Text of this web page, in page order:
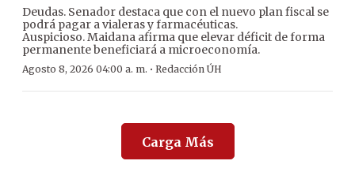
Deudas. Senador destaca que con el nuevo plan fiscal se
podrá pagar a vialeras y farmacéuticas.
Auspicioso. Maidana afirma que elevar déficit de forma
permanente beneficiará a microeconomía.
Agosto 8, 2026 04:00 a. m. · Redacción ÚH
Carga Más